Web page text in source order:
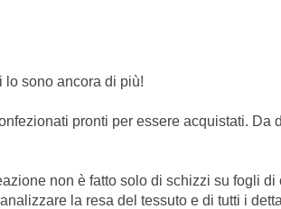
sono ancora di più!
pronti per essere acquistati.
non è fatto solo di schizzi su fogli
la resa del tessuto e di tutti i